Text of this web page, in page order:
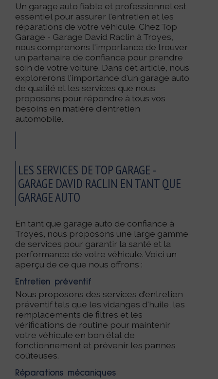
Un garage auto fiable et professionnel est
essentiel pour assurer l'entretien et les
réparations de votre véhicule. Chez Top
Garage - Garage David Raclin à Troyes,
nous comprenons l'importance de trouver
un partenaire de confiance pour prendre
soin de votre voiture. Dans cet article, nous
explorerons l'importance d'un garage auto
de qualité et les services que nous
proposons pour répondre à tous vos
besoins en matière d'entretien
automobile.
LES SERVICES DE TOP GARAGE -
GARAGE DAVID RACLIN EN TANT QUE
GARAGE AUTO
En tant que garage auto de confiance à
Troyes, nous proposons une large gamme
de services pour garantir la santé et la
performance de votre véhicule. Voici un
aperçu de ce que nous offrons :
Entretien préventif
Nous proposons des services d'entretien
préventif tels que les vidanges d'huile, les
remplacements de filtres et les
vérifications de routine pour maintenir
votre véhicule en bon état de
fonctionnement et prévenir les pannes
coûteuses.
Réparations mécaniques